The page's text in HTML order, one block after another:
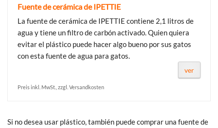
Fuente de cerámica de IPETTIE
La fuente de cerámica de IPETTIE contiene 2,1 litros de
agua y tiene un filtro de carbón activado. Quien quiera
evitar el plástico puede hacer algo bueno por sus gatos
con esta fuente de agua para gatos.
ver
Preis inkl. MwSt., zzgl. Versandkosten
Si no desea usar plástico, también puede comprar una fuente de